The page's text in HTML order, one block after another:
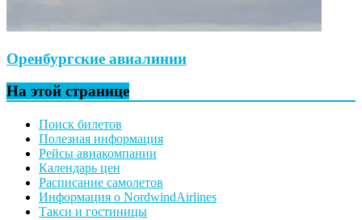
Оренбургские авиалинии
На этой странице
Поиск билетов
Полезная информация
Рейсы авиакомпании
Календарь цен
Расписание самолетов
Информация о NordwindAirlines
Такси и гостиницы